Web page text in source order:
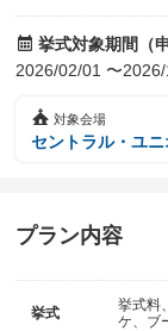
挙式対象期間（
2026/02/01 〜
対象会場
セントラル・ユ
プラン内容
挙式
挙式料
ケ、ブ